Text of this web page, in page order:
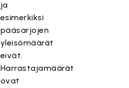
ja
esimerkiksi
pääsarjojen
yleisömäärät
eivät.
Harrastajamäärät
ovat